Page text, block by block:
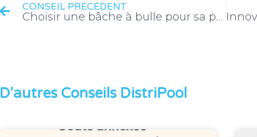
CONSEIL PRÉCÉDENT
Choisir une bâche à bulle pour sa piscine
D'autres Conseils DistriPool